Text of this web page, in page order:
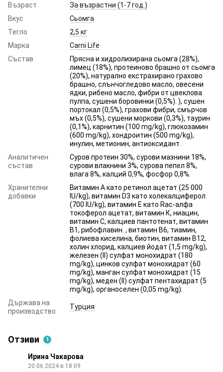
Възраст
За възрастни (1-7 год.)
Вкус
Сьомга
Тегло
2,5 кг
Марка
Carni Life
Състав
Прясна и хидролизирана сьомга (28%),
лимец (18%), протеиново брашно от сьомга
(20%), натурално екстрахирано грахово
брашно, слънчогледово масло, овесени
ядки, рибено масло, фибри от цвеклова
пулпа, сушени боровинки (0,5%). ), сушен
портокал (0,5%), грахови фибри, смърчов
мъх (0,5%), сушени моркови (0,3%), таурин
(0,1%), карнитин (100 mg/kg), глюкозамин
(600 mg/kg), хондроитин (500 mg/kg),
инулин, метионин, антиоксидант.
Аналитичен
състав
Суров протеин 30%, сурови мазнини 18%,
сурови влакнини 3%, сурова пепел 8%,
влага 8%, калций 0,9%, фосфор 0,8%.
Хранителни
добавки
Витамин А като ретинол ацетат (25 000
IU/kg), витамин D3 като холекалциферол
(700 IU/kg), витамин Е като Rac-алфа
токоферол ацетат, витамин К, ниацин,
витамин С, калциев пантотенат, витамин
В1, рибофлавин. , витамин B6, тиамин,
фолиева киселина, биотин, витамин B12,
холин хлорид, калциев йодат (1,5 mg/kg),
железен (II) сулфат монохидрат (180
mg/kg), цинков сулфат монохидрат (60
mg/kg), манган сулфат монохидрат (15
mg/kg), меден (II) сулфат пентахидрат (5
mg/kg), органоселен (0,05 mg/kg).
Държава на
производство
Турция
Отзиви 1
Ирина Чакарова
20.06.2024 в 18:09